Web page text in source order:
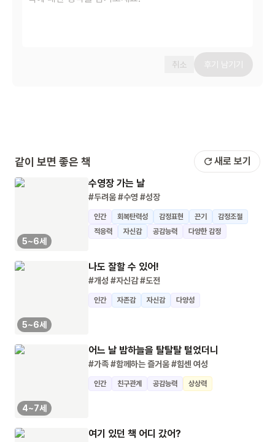
취소 후기 남기기
같이 보면 좋은 책 새로 보기
5~6세
수영장 가는 날
#두려움#수영 #성장
인간 회복탄력성 감정표현 끈기
감정조절
적응력
자신감 공감능력 다양한 감정
5~6세
나도 잘할 수 있어!
#개성 #자신감#도전
인간 자존감 자신감 다양성
4~7세
어느 날 밤하늘을 탈탈탈 털었더니
#가족#함께하는 즐거움#힘센 여성
인간 친구관계 공감능력 상상력
여기 있던 책 어디 갔어?